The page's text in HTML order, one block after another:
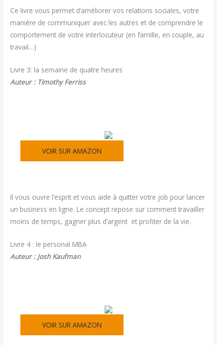
Ce livre vous permet d’améliorer vos relations sociales, votre
manière de communiquer avec les autres et de comprendre le
comportement de votre interlocuteur (en famille, en couple, au
travail…)
Livre 3: la semaine de quatre heures
Auteur : Timothy Ferriss
VOIR SUR AMAZON
Il vous ouvre l’esprit et vous aide à quitter votre job pour lancer
un business en ligne. Le concept repose sur comment travailler
moins de temps, gagner plus d’argent et profiter de la vie.
Livre 4 : le personal MBA
Auteur : Josh Kaufman
VOIR SUR AMAZON